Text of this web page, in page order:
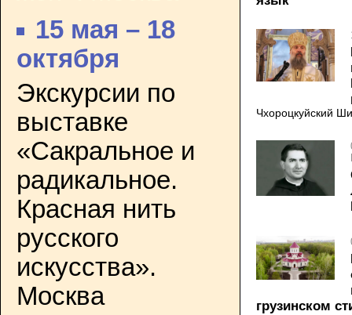
15 мая – 18
октября
Экскурсии по
выставке
«Сакральное и
радикальное.
Красная нить
русского
искусства».
Москва
Чхороцкуйский
грузинском